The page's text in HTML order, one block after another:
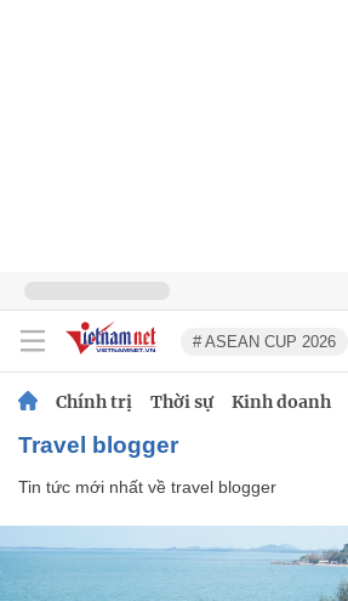
# ASEAN CUP 2026
Chính trị Thời sự Kinh doanh
travel blogger
Tin tức mới nhất về travel blogger